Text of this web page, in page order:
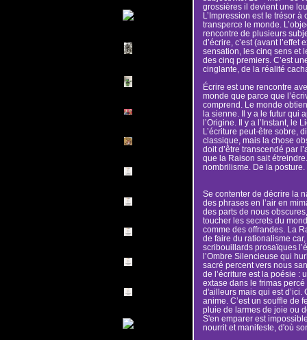
grossières il devient une
L’Impression est le trésor
transperce le monde.
rencontre de plusieurs
d’écrire, c’est (avant
sensation, les cinq sens et
des cinq premiers. C’est
cinglante, de la réalité
Écrire est une rencontre
monde que parce que
comprend. Le monde
la sienne. Il y a le futur qui
l’Origine. Il y a l’Instant, le
L’écriture peut-être sobre,
classique, mais la chose
doit d’être transcendé par
que la Raison sait
nombrilisme. De la posture.
Se contenter de décrire la
des phrases en l’air en
des parts de nous
toucher les secrets du
comme des offrandes. La
de faire du rationalisme
scribouillards prosaïques
l’Ombre Silencieuse qui
sacré percent vers nous
de l’écriture est la poésie :
extase dans le frimas
d'ailleurs mais qui est d’ici.
anime. C’est un souffle de
pluie de larmes de joie ou
S'en emparer est
nourrit et manifeste, d'où